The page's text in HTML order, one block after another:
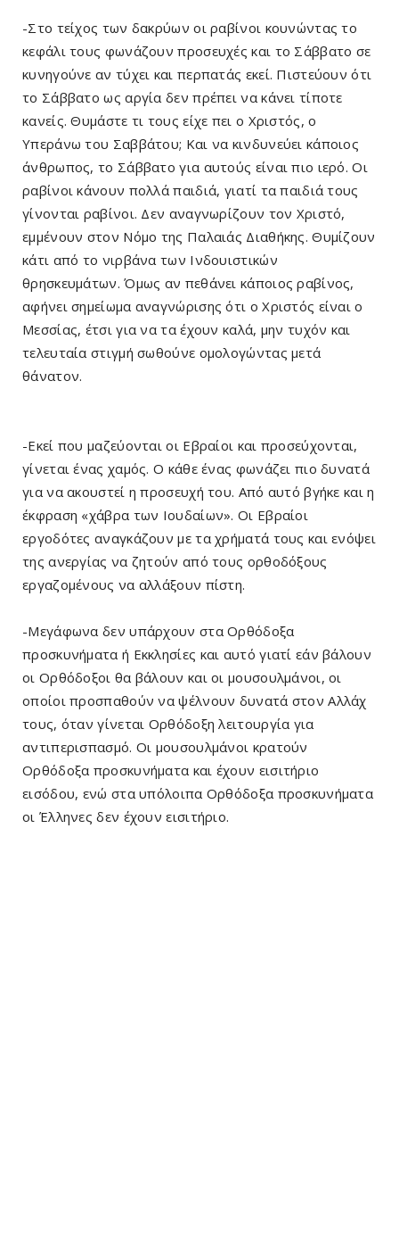
-Στο τείχος των δακρύων οι ραβίνοι κουνώντας το
κεφάλι τους φωνάζουν προσευχές και το Σάββατο σε
κυνηγούνε αν τύχει και περπατάς εκεί. Πιστεύουν ότι
το Σάββατο ως αργία δεν πρέπει να κάνει τίποτε
κανείς. Θυμάστε τι τους είχε πει ο Χριστός, ο
Υπεράνω του Σαββάτου; Και να κινδυνεύει κάποιος
άνθρωπος, το Σάββατο για αυτούς είναι πιο ιερό. Οι
ραβίνοι κάνουν πολλά παιδιά, γιατί τα παιδιά τους
γίνονται ραβίνοι. Δεν αναγνωρίζουν τον Χριστό,
εμμένουν στον Νόμο της Παλαιάς Διαθήκης. Θυμίζουν
κάτι από το νιρβάνα των Ινδουιστικών
θρησκευμάτων. Όμως αν πεθάνει κάποιος ραβίνος,
αφήνει σημείωμα αναγνώρισης ότι ο Χριστός είναι ο
Μεσσίας, έτσι για να τα έχουν καλά, μην τυχόν και
τελευταία στιγμή σωθούνε ομολογώντας μετά
θάνατον.
-Εκεί που μαζεύονται οι Εβραίοι και προσεύχονται,
γίνεται ένας χαμός. Ο κάθε ένας φωνάζει πιο δυνατά
για να ακουστεί η προσευχή του. Από αυτό βγήκε και η
έκφραση «χάβρα των Ιουδαίων». Οι Εβραίοι
εργοδότες αναγκάζουν με τα χρήματά τους και ενόψει
της ανεργίας να ζητούν από τους ορθοδόξους
εργαζομένους να αλλάξουν πίστη.
-Μεγάφωνα δεν υπάρχουν στα Ορθόδοξα
προσκυνήματα ή Εκκλησίες και αυτό γιατί εάν βάλουν
οι Ορθόδοξοι θα βάλουν και οι μουσουλμάνοι, οι
οποίοι προσπαθούν να ψέλνουν δυνατά στον Αλλάχ
τους, όταν γίνεται Ορθόδοξη λειτουργία για
αντιπερισπασμό. Οι μουσουλμάνοι κρατούν
Ορθόδοξα προσκυνήματα και έχουν εισιτήριο
εισόδου, ενώ στα υπόλοιπα Ορθόδοξα προσκυνήματα
οι Έλληνες δεν έχουν εισιτήριο.